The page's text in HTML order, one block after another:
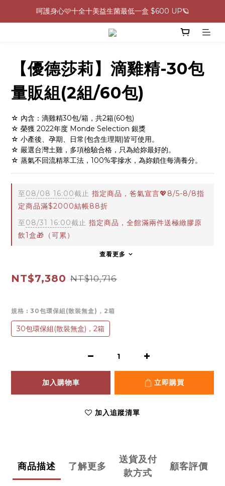
0805-0808指定商品滿$2000結帳88折💖
【優德莎莉】滴雞精-30包
量販組(2組/60包)
☆ 內含：滴雞精30包/箱，共2箱(60包)
☆ 榮獲 2022年度 Monde Selection 銀獎
☆ 小產後、孕期、日常(包含生理期)皆可使用。
☆ 嚴選台灣土雞，多項檢驗合格，只為給妳最好的。
☆ 蒸氣不回流精萃工法，100%零摻水，為妳鎖住每滴養分。
至08/08 16:00截止 指定商品，爸氣宣言💖8/5-8/8指
定商品滿$2000結帳88折
至08/31 16:00截止 指定商品，全館滿兩件送極緻膠原
飲1盒🎁（可累）
查看更多
NT$7,380 NT$10,716
規格 : 30包環保組(散裝無盒)，2箱
30包環保組(散裝無盒)，2箱
加入購物車 立即購買
加入追蹤清單
商品描述 了解更多
送貨及付
款方式
顧客評價